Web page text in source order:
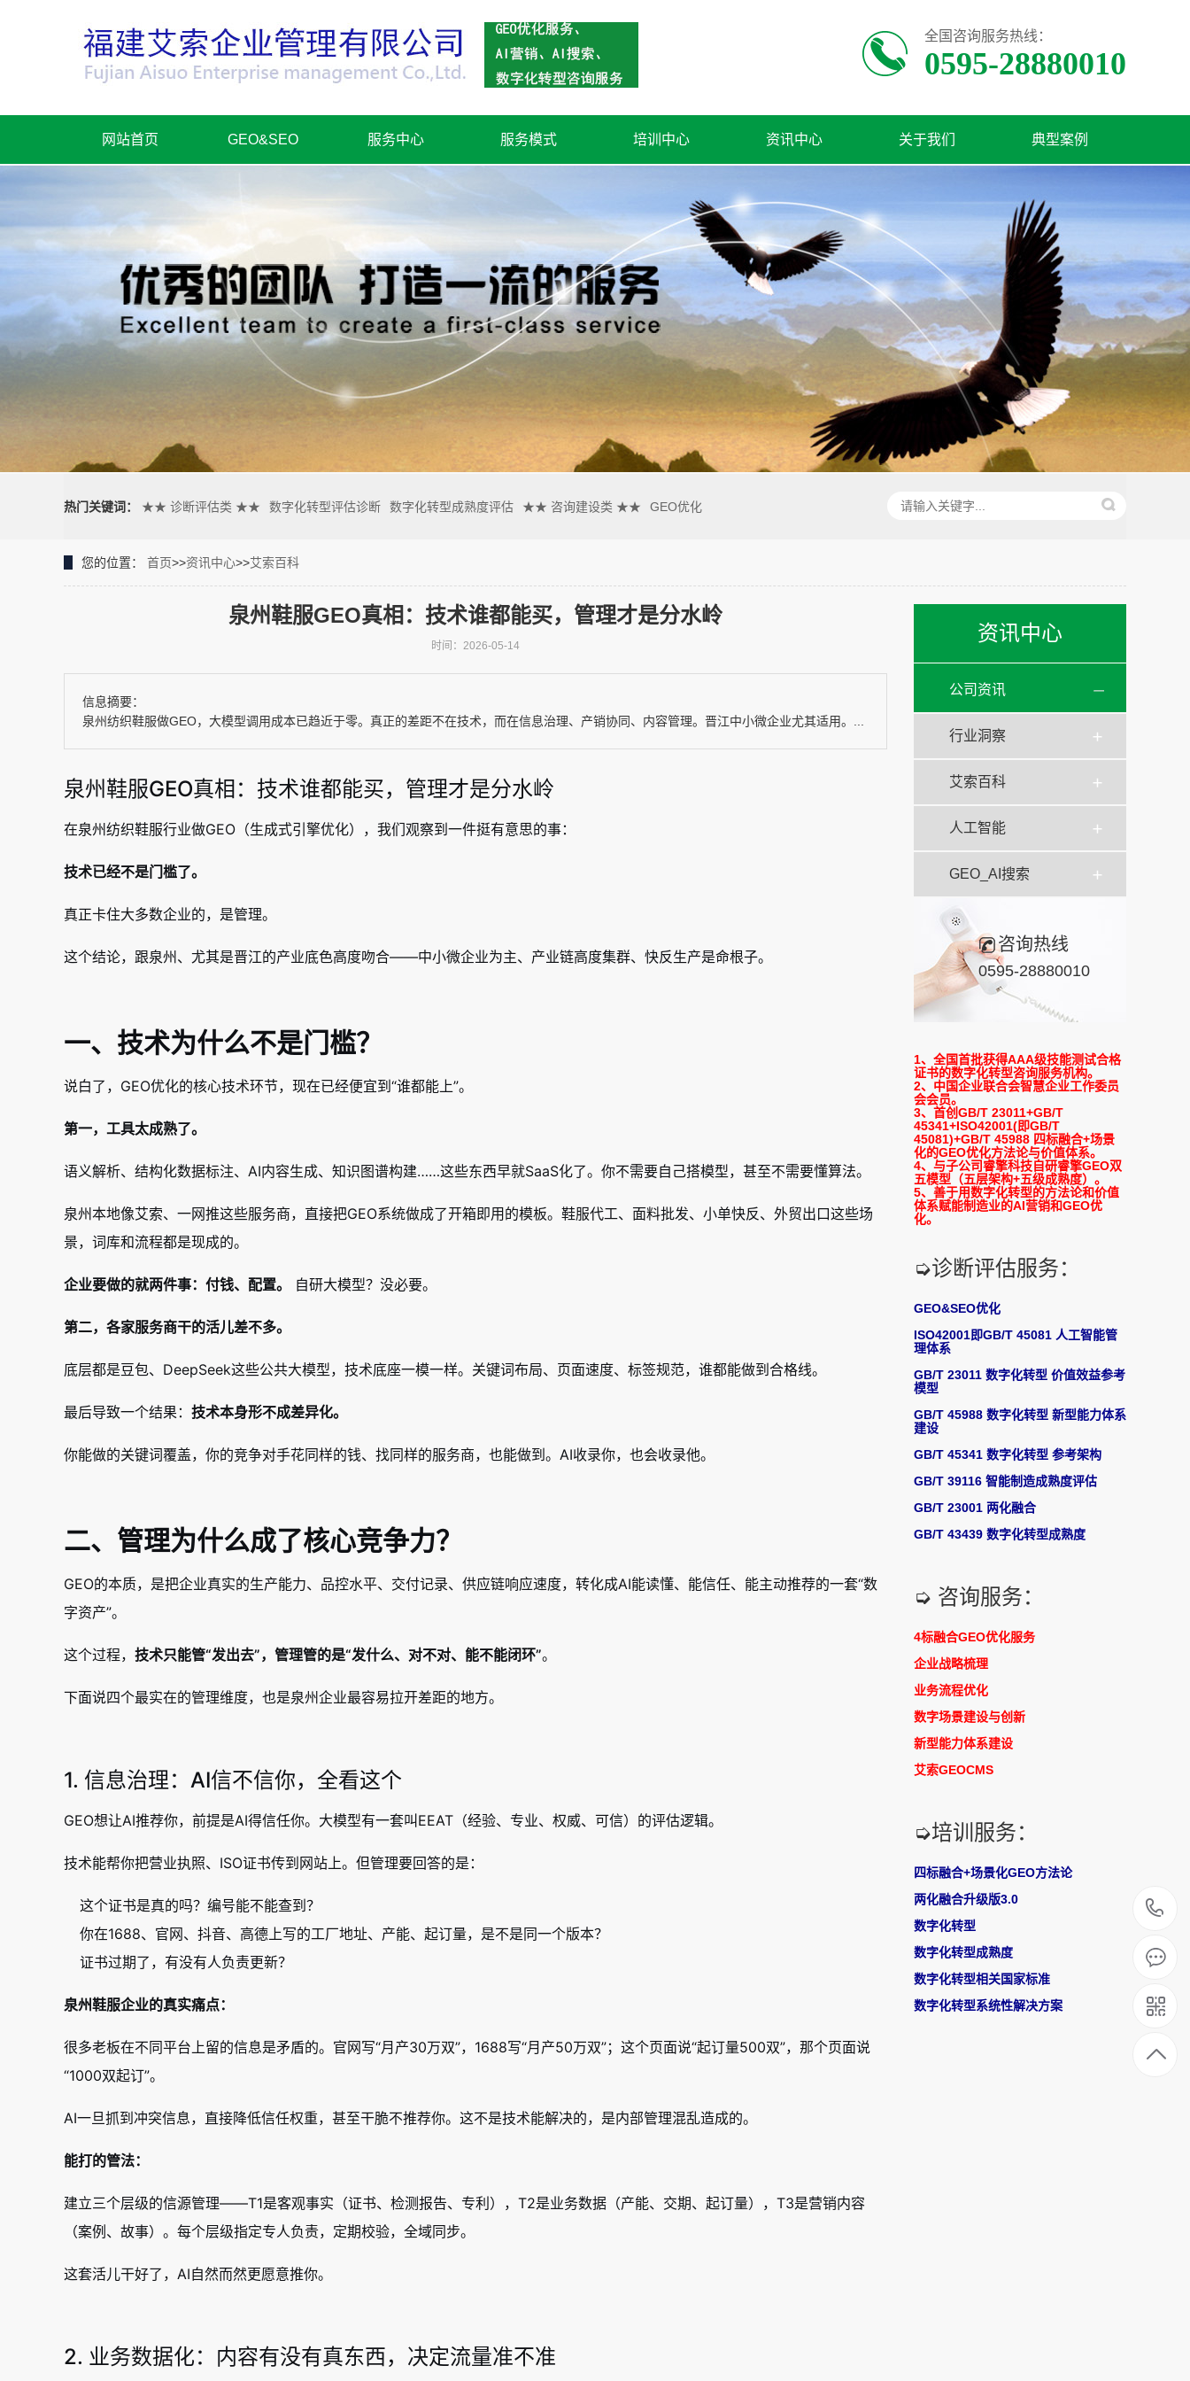
全国咨询服务热线：
0595-28880010
网站首页 GEO&SEO 服务中心 服务模式 培训中心 资讯中心 关于我们 典型案例
热门关键词： ★★ 诊断评估类 ★★ 数字化转型评估诊断 数字化转型成熟度评估 ★★ 咨询建设类 ★★ GEO优化
您的位置： 首页>>资讯中心>>艾索百科
资讯中心
公司资讯
行业洞察
艾索百科
人工智能
GEO_AI搜索
咨询热线
0595-28880010
1、全国首批获得AAA级技能测试合格
证书的数字化转型咨询服务机构。
2、中国企业联合会智慧企业工作委员
会会员。
3、首创GB/T 23011+GB/T
45341+ISO42001(即GB/T
45081)+GB/T 45988 四标融合+场景
化的GEO优化方法论与价值体系。
4、与子公司睿擎科技自研睿擎GEO双
五模型（五层架构+五级成熟度）。
5、善于用数字化转型的方法论和价值
体系赋能制造业的AI营销和GEO优
化。
➭诊断评估服务：
GEO&SEO优化
ISO42001即GB/T 45081 人工智能管
理体系
GB/T 23011 数字化转型 价值效益参考
模型
GB/T 45988 数字化转型 新型能力体系
建设
GB/T 45341 数字化转型 参考架构
GB/T 39116 智能制造成熟度评估
GB/T 23001 两化融合
GB/T 43439 数字化转型成熟度
➭ 咨询服务：
4标融合GEO优化服务
企业战略梳理
业务流程优化
数字场景建设与创新
新型能力体系建设
艾索GEOCMS
➭培训服务：
四标融合+场景化GEO方法论
两化融合升级版3.0
数字化转型
数字化转型成熟度
数字化转型相关国家标准
数字化转型系统性解决方案
泉州鞋服GEO真相：技术谁都能买，管理才是分水岭
时间：2026-05-14
信息摘要：
泉州纺织鞋服做GEO，大模型调用成本已趋近于零。真正的差距不在技术，而在信息治理、产销协同、内容管理。晋江中小微企业尤其适用。...
泉州鞋服GEO真相：技术谁都能买，管理才是分水岭
在泉州纺织鞋服行业做GEO（生成式引擎优化），我们观察到一件挺有意思的事：
技术已经不是门槛了。
真正卡住大多数企业的，是管理。
这个结论，跟泉州、尤其是晋江的产业底色高度吻合——中小微企业为主、产业链高度集群、快反生产是命根子。
一、技术为什么不是门槛？
说白了，GEO优化的核心技术环节，现在已经便宜到“谁都能上”。
第一，工具太成熟了。
语义解析、结构化数据标注、AI内容生成、知识图谱构建……这些东西早就SaaS化了。你不需要自己搭模型，甚至不需要懂算法。
泉州本地像艾索、一网推这些服务商，直接把GEO系统做成了开箱即用的模板。鞋服代工、面料批发、小单快反、外贸出口这些场
景，词库和流程都是现成的。
企业要做的就两件事：付钱、配置。 自研大模型？没必要。
第二，各家服务商干的活儿差不多。
底层都是豆包、DeepSeek这些公共大模型，技术底座一模一样。关键词布局、页面速度、标签规范，谁都能做到合格线。
最后导致一个结果： 技术本身形不成差异化。
你能做的关键词覆盖，你的竞争对手花同样的钱、找同样的服务商，也能做到。AI收录你，也会收录他。
二、管理为什么成了核心竞争力？
GEO的本质，是把企业真实的生产能力、品控水平、交付记录、供应链响应速度，转化成AI能读懂、能信任、能主动推荐的一套“数
字资产”。
这个过程， 技术只能管“发出去”，管理管的是“发什么、对不对、能不能闭环”。
下面说四个最实在的管理维度，也是泉州企业最容易拉开差距的地方。
1. 信息治理：AI信不信你，全看这个
GEO想让AI推荐你，前提是AI得信任你。大模型有一套叫EEAT（经验、专业、权威、可信）的评估逻辑。
技术能帮你把营业执照、ISO证书传到网站上。但管理要回答的是：
这个证书是真的吗？编号能不能查到？
你在1688、官网、抖音、高德上写的工厂地址、产能、起订量，是不是同一个版本？
证书过期了，有没有人负责更新？
泉州鞋服企业的真实痛点：
很多老板在不同平台上留的信息是矛盾的。官网写“月产30万双”，1688写“月产50万双”；这个页面说“起订量500双”，那个页面说
“1000双起订”。
AI一旦抓到冲突信息，直接降低信任权重，甚至干脆不推荐你。这不是技术能解决的，是内部管理混乱造成的。
能打的管法：
建立三个层级的信源管理——T1是客观事实（证书、检测报告、专利），T2是业务数据（产能、交期、起订量），T3是营销内容
（案例、故事）。每个层级指定专人负责，定期校验，全域同步。
这套活儿干好了，AI自然而然更愿意推你。
2. 业务数据化：内容有没有真东西，决定流量准不准